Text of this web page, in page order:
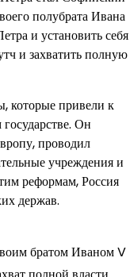
полубрата Ивана
и установить себя
и захватить полную
которые привели к
Он
проводил
учреждения и
реформам, Россия
держав.
братом Иваном V